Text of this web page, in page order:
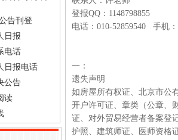
告刊登
日报
电话
日报电话
公告
读
登报QQ：1148798855
电话：010-52859540 手机
一：
遗失声明
如房屋所有权证、北京市公
开户许可证、章类（公章、
证、对外贸易经营者备案登
护照、建筑师证、医师资格